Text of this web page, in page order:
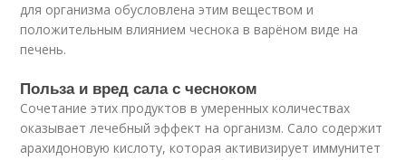
для организма обусловлена этим веществом и
положительным влиянием чеснока в варёном виде на
печень.
Польза и вред сала с чесноком
Сочетание этих продуктов в умеренных количествах
оказывает лечебный эффект на организм. Сало содержит
арахидоновую кислоту, которая активизирует иммунитет